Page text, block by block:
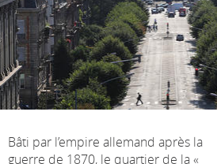
Bâti par l’empire allemand après la
guerre de 1870, le quartier de la «